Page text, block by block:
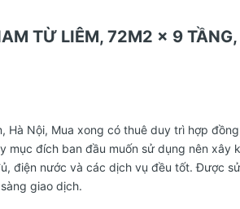
TỪ LIÊM, 72M2 x 9 TẦNG,
Hà Nội, Mua xong có thuê duy trì hợp
mục đích ban đầu muốn sử dụng nên xây
điện nước và các dịch vụ đều tốt. Được
giao dịch.